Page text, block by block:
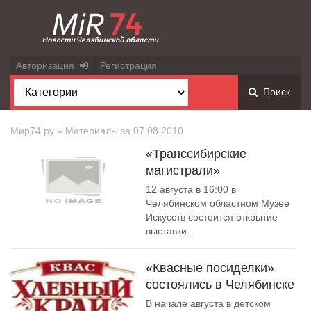
Авторизация Регистрация
Поиск
Мир74.ру » Материалы за 07.08.2010
«Транссибирские
магистрали»
12 августа в 16:00 в
Челябинском областном Музее
Искусств состоится открытие
выставки...
«Квасные посиделки»
состоялись в Челябинске
В начале августа в детском